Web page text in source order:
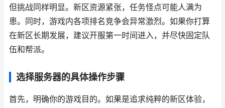
但挑战同样明显。新区资源紧张，任务怪点可能人满为
患。同时，游戏内各项排名竞争会异常激烈。如果你打算
在新区长期发展，建议开服第一时间进入，并尽快固定队
伍和帮派。
选择服务器的具体操作步骤
首先，明确你的游戏目的。如果是追求纯粹的新区体验，